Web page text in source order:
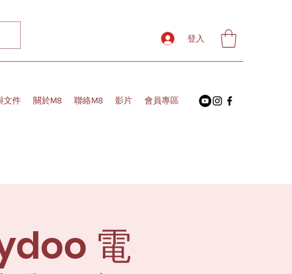
登入
文件 關於M8 聯絡M8 影片 會員專區
電